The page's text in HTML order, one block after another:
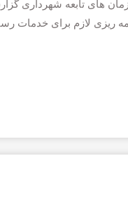
های تابعه شهرداری
ارائه کردند و برنامه ریزی لازم